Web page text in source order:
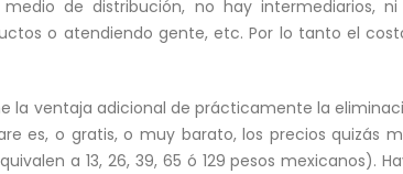
de distribución, no hay intermediarios,
o atendiendo gente, etc. Por lo tanto el
la ventaja adicional de prácticamente la
es, o gratis, o muy barato, los precios quizás
a 13, 26, 39, 65 ó 129 pesos mexicanos).